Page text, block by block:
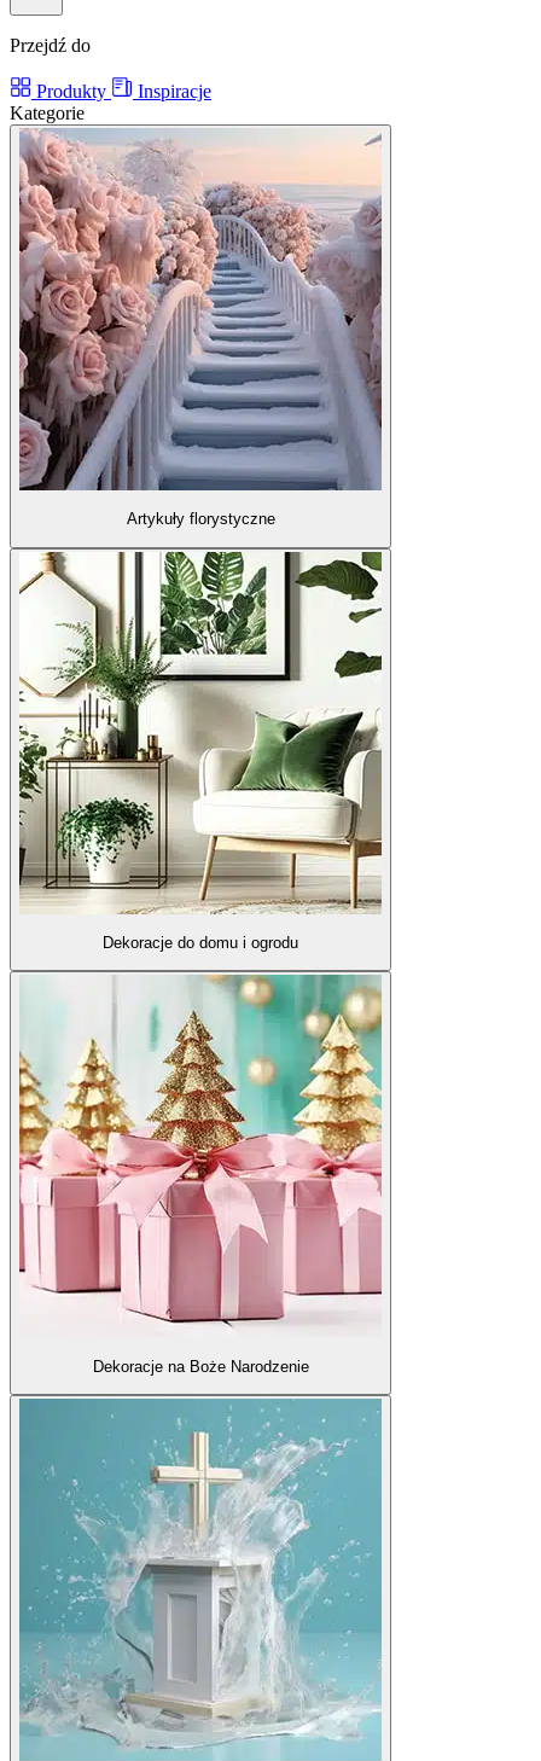
Przejdź do
Produkty
Inspiracje
Kategorie
Artykuły florystyczne
Dekoracje do domu i ogrodu
Dekoracje na Boże Narodzenie